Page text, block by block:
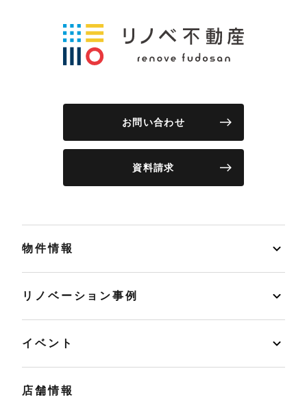
お問い合わせ
資料請求
物件情報
リノベーション事例
イベント
店舗情報